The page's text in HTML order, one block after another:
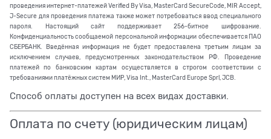
проведения интернет-платежей Verified By Visa, MasterCard SecureCode, MIR Accept,
J-Secure для проведения платежа также может потребоваться ввод специального
пароля. Настоящий сайт поддерживает 256-битное шифрование.
Конфиденциальность сообщаемой персональной информации обеспечивается ПАО
СБЕРБАНК. Введённая информация не будет предоставлена третьим лицам за
исключением случаев, предусмотренных законодательством РФ. Проведение
платежей по банковским картам осуществляется в строгом соответствии с
требованиями платёжных систем МИР, Visa Int., MasterCard Europe Sprl, JCB.
Способ оплаты доступен на всех видах доставки.
Оплата по счету (юридическим лицам)